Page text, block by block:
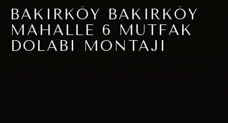
BAKIRKÖY BAKIRKÖY
MAHALLE 6 MUTFAK
DOLABI MONTAJI